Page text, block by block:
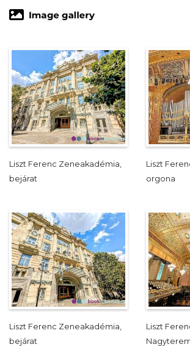
Liszt Ferenc Zeneakadémia,
bejárat
Liszt
orgona
Liszt Ferenc Zeneakadémia,
bejárat
Liszt